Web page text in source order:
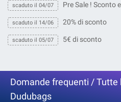
scaduto il 04/07 Pre Sale ! Sconto
scaduto il 14/06 20% di sconto
scaduto il 05/07 5€ di sconto
Domande frequenti / Tutte
Dudubags